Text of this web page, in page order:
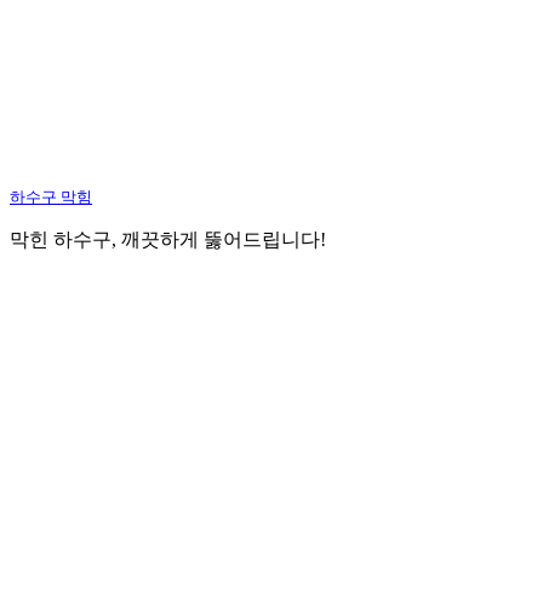
하수구 막힘
막힌 하수구, 깨끗하게 뚫어드립니다!